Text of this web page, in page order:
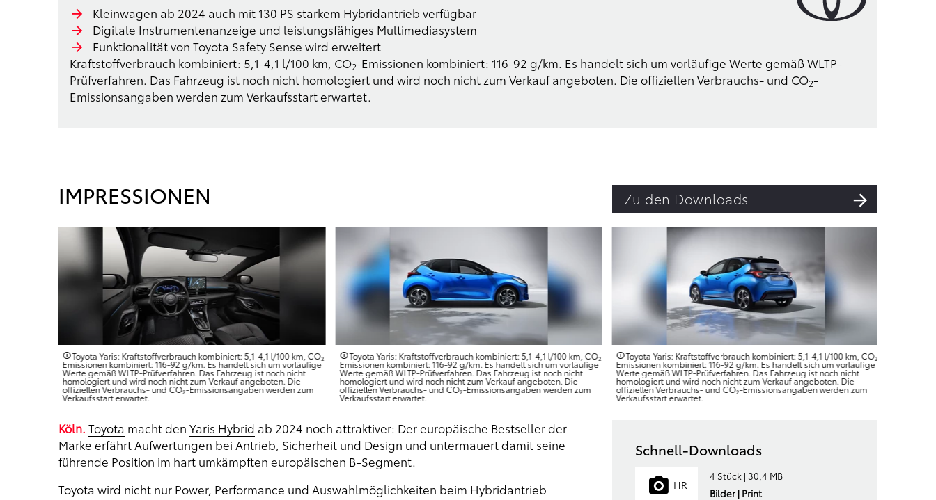
Kleinwagen ab 2024 auch mit 130 PS starkem Hybridantrieb verfügbar
Digitale Instrumentenanzeige und leistungsfähiges Multimediasystem
Funktionalität von Toyota Safety Sense wird erweitert
Kraftstoffverbrauch kombiniert: 5,1-4,1 l/100 km, CO2-Emissionen kombiniert: 116-92 g/km. Es handelt sich um vorläufige Werte gemäß WLTP-
Prüfverfahren. Das Fahrzeug ist noch nicht homologiert und wird noch nicht zum Verkauf angeboten. Die offiziellen Verbrauchs- und CO2-
Emissionsangaben werden zum Verkaufsstart erwartet.
IMPRESSIONEN Zu den Downloads
Toyota Yaris: Kraftstoffverbrauch kombiniert: 5,1-4,1 l/100 km, CO₂-
Emissionen kombiniert: 116-92 g/km. Es handelt sich um vorläufige
Werte gemäß WLTP-Prüfverfahren. Das Fahrzeug ist noch nicht
homologiert und wird noch nicht zum Verkauf angeboten. Die
offiziellen Verbrauchs- und CO₂-Emissionsangaben werden zum
Verkaufsstart erwartet.
Toyota Yaris: Kraftstoffverbrauch kombiniert: 5,1-4,1 l/100 km, CO₂-
Emissionen kombiniert: 116-92 g/km. Es handelt sich um vorläufige
Werte gemäß WLTP-Prüfverfahren. Das Fahrzeug ist noch nicht
homologiert und wird noch nicht zum Verkauf angeboten. Die
offiziellen Verbrauchs- und CO₂-Emissionsangaben werden zum
Verkaufsstart erwartet.
Toyota Yaris: Kraftstoffverbrauch kombiniert: 5,1-4,1 l/100 km, CO₂-
Emissionen kombiniert: 116-92 g/km. Es handelt sich um vorläufige
Werte gemäß WLTP-Prüfverfahren. Das Fahrzeug ist noch nicht
homologiert und wird noch nicht zum Verkauf angeboten. Die
offiziellen Verbrauchs- und CO₂-Emissionsangaben werden zum
Verkaufsstart erwartet.
Köln. Toyota macht den Yaris Hybrid ab 2024 noch attraktiver: Der europäische Bestseller der
Marke erfährt Aufwertungen bei Antrieb, Sicherheit und Design und untermauert damit seine
führende Position im hart umkämpften europäischen B-Segment.
Toyota wird nicht nur Power, Performance und Auswahlmöglichkeiten beim Hybridantrieb
Schnell-Downloads
HR
4 Stück | 30,4 MB
Bilder | Print